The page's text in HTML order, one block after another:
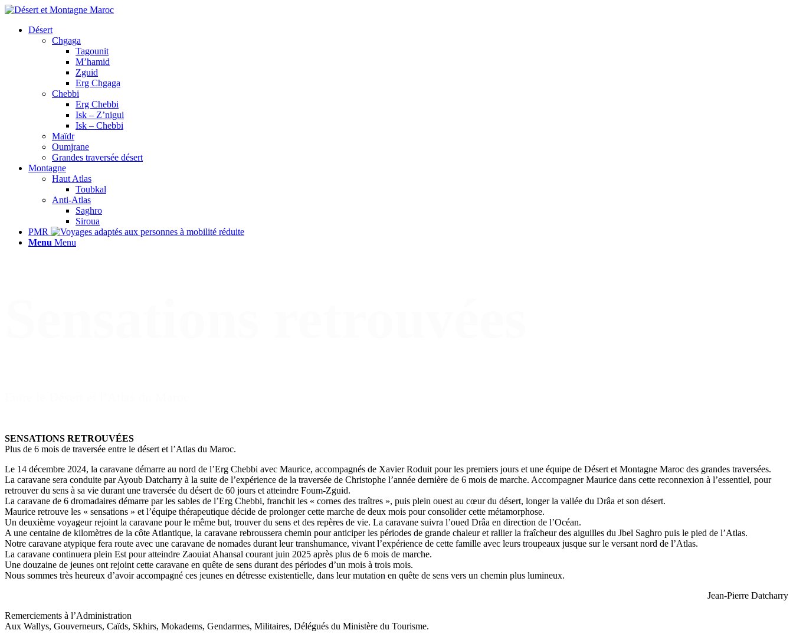
Désert
Chgaga
Tagounit
M’hamid
Zguid
Erg Chgaga
Chebbi
Erg Chebbi
Isk – Z’nigui
Isk – Chebbi
Maïdr
Oumjrane
Grandes traversée désert
Montagne
Haut Atlas
Toubkal
Anti-Atlas
Saghro
Siroua
PMR
Menu Menu
SENSATIONS RETROUVÉES
Plus de 6 mois de traversée entre le désert et l’Atlas du Maroc.
Le 14 décembre 2024, la caravane démarre au nord de l’Erg Chebbi avec Maurice, accompagnés de Xavier Roduit pour les premiers jours et une équipe de Désert et Montagne Maroc des grandes traversées.
La caravane sera conduite par Ayoub Datcharry à la suite de l’expérience de la traversée de Christophe l’année dernière de 6 mois de marche. Accompagner Maurice dans cette reconnexion à l’essentiel, pour
retrouver du sens à sa vie durant une traversée du désert de 60 jours et atteindre Foum-Zguid.
La caravane de 6 dromadaires démarre par les sables de l’Erg Chebbi, franchit les « cornes des traîtres », puis plein ouest au cœur du désert, longer la vallée du Drâa et son désert.
Maurice retrouve les « sensations » et l’équipe thérapeutique décide de prolonger cette marche de deux mois pour consolider cette métamorphose.
Un deuxième voyageur rejoint la caravane pour le même but, trouver du sens et des repères de vie. La caravane suivra l’oued Drâa en direction de l’Océan.
A une centaine de kilomètres de la côte Atlantique, la caravane rebroussera chemin pour anticiper les périodes de grande chaleur et rallier la fraîcheur des aiguilles du Jbel Saghro puis le pied de l’Atlas.
Notre caravane atypique fera route avec une caravane de nomades durant leur transhumance, vivant l’expérience de cette famille avec leurs troupeaux jusque sur le versant nord de l’Atlas.
La caravane continuera plein Est pour atteindre Zaouiat Ahansal courant juin 2025 après plus de 6 mois de marche.
Une douzaine de jeunes ont rejoint cette caravane en quête de sens durant des périodes d’un mois à trois mois.
Nous sommes très heureux d’avoir accompagné ces jeunes en détresse existentielle, dans leur mutation en quête de sens vers un chemin plus lumineux.
Jean-Pierre Datcharry
Remerciements à l’Administration
Aux Wallys, Gouverneurs, Caïds, Skhirs, Mokadems, Gendarmes, Militaires, Délégués du Ministère du Tourisme.